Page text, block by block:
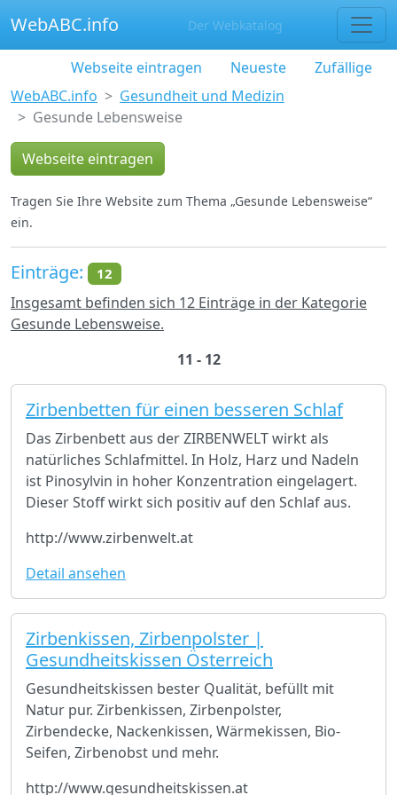
WebABC.info Der Webkatalog
Webseite eintragen Neueste
Zufällige
WebABC.info
Gesundheit und Medizin
Gesunde Lebensweise
Webseite eintragen
Tragen Sie Ihre Website zum Thema „Gesunde Lebensweise“
ein.
Einträge: 12
Insgesamt befinden sich 12 Einträge in der Kategorie
Gesunde Lebensweise.
11 - 12
Zirbenbetten für einen besseren Schlaf
Das Zirbenbett aus der ZIRBENWELT wirkt als
natürliches Schlafmittel. In Holz, Harz und Nadeln
ist Pinosylvin in hoher Konzentration eingelagert.
Dieser Stoff wirkt sich positiv auf den Schlaf aus.
http://www.zirbenwelt.at
Detail ansehen
Zirbenkissen, Zirbenpolster |
Gesundheitskissen Österreich
Gesundheitskissen bester Qualität, befüllt mit
Natur pur. Zirbenkissen, Zirbenpolster,
Zirbendecke, Nackenkissen, Wärmekissen, Bio-
Seifen, Zirbenobst und mehr.
http://www.gesundheitskissen.at